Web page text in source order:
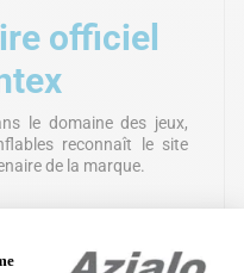
officiel
le domaine des jeux,
reconnaît le site
de la marque.